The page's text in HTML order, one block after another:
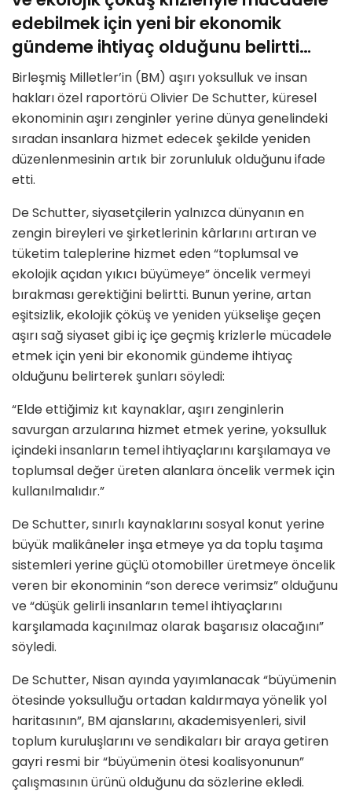
edebilmek için yeni bir ekonomik
gündeme ihtiyaç olduğunu belirtti…
Birleşmiş Milletler’in (BM) aşırı yoksulluk ve insan
hakları özel raportörü Olivier De Schutter, küresel
ekonominin aşırı zenginler yerine dünya genelindeki
sıradan insanlara hizmet edecek şekilde yeniden
düzenlenmesinin artık bir zorunluluk olduğunu ifade
etti.
De Schutter, siyasetçilerin yalnızca dünyanın en
zengin bireyleri ve şirketlerinin kârlarını artıran ve
tüketim taleplerine hizmet eden “toplumsal ve
ekolojik açıdan yıkıcı büyümeye” öncelik vermeyi
bırakması gerektiğini belirtti. Bunun yerine, artan
eşitsizlik, ekolojik çöküş ve yeniden yükselişe geçen
aşırı sağ siyaset gibi iç içe geçmiş krizlerle mücadele
etmek için yeni bir ekonomik gündeme ihtiyaç
olduğunu belirterek şunları söyledi:
“Elde ettiğimiz kıt kaynaklar, aşırı zenginlerin
savurgan arzularına hizmet etmek yerine, yoksulluk
içindeki insanların temel ihtiyaçlarını karşılamaya ve
toplumsal değer üreten alanlara öncelik vermek için
kullanılmalıdır.”
De Schutter, sınırlı kaynaklarını sosyal konut yerine
büyük malikâneler inşa etmeye ya da toplu taşıma
sistemleri yerine güçlü otomobiller üretmeye öncelik
veren bir ekonominin “son derece verimsiz” olduğunu
ve “düşük gelirli insanların temel ihtiyaçlarını
karşılamada kaçınılmaz olarak başarısız olacağını”
söyledi.
De Schutter, Nisan ayında yayımlanacak “büyümenin
ötesinde yoksulluğu ortadan kaldırmaya yönelik yol
haritasının”, BM ajanslarını, akademisyenleri, sivil
toplum kuruluşlarını ve sendikaları bir araya getiren
gayri resmi bir “büyümenin ötesi koalisyonunun”
çalışmasının ürünü olduğunu da sözlerine ekledi.